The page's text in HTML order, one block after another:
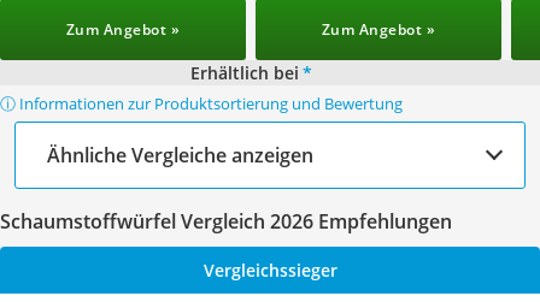
Zum Angebot » Zum Angebot »
Erhältlich bei *
ⓘ Informationen zur Produktsortierung und Bewertung
Ähnliche Vergleiche anzeigen
Schaumstoffwürfel Vergleich 2026 Empfehlungen
Vergleichssieger